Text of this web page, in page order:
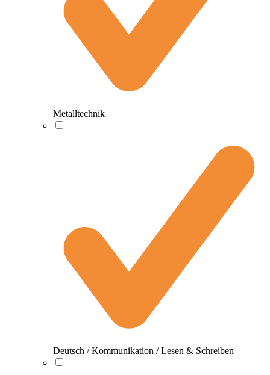
Metalltechnik
Deutsch / Kommunikation / Lesen & Schreiben